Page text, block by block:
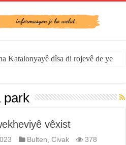
Katalonyayê dîsa di rojevê de ye
park
vêxist
Bulten,Civak 378